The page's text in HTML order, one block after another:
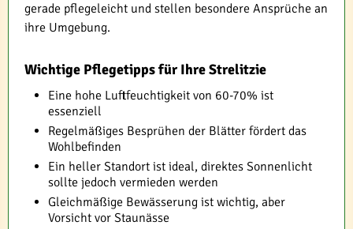
gerade pflegeleicht und stellen besondere Ansprüche an
ihre Umgebung.
Wichtige Pflegetipps für Ihre Strelitzie
Eine hohe Luftfeuchtigkeit von 60-70% ist
essenziell
Regelmäßiges Besprühen der Blätter fördert das
Wohlbefinden
Ein heller Standort ist ideal, direktes Sonnenlicht
sollte jedoch vermieden werden
Gleichmäßige Bewässerung ist wichtig, aber
Vorsicht vor Staunässe